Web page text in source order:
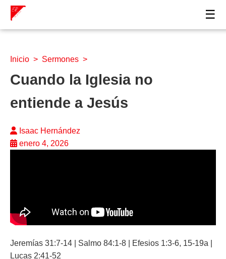
☰
Inicio > Sermones >
Cuando la Iglesia no
entiende a Jesús
Isaac Hernández
enero 4, 2026
Jeremías 31:7-14 | Salmo 84:1-8 | Efesios 1:3-6, 15-19a |
Lucas 2:41-52